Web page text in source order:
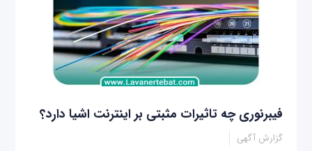
فیبرنوری چه تاثیرات مثبتی بر اینترنت اشیا دارد؟
گزارش آگهی